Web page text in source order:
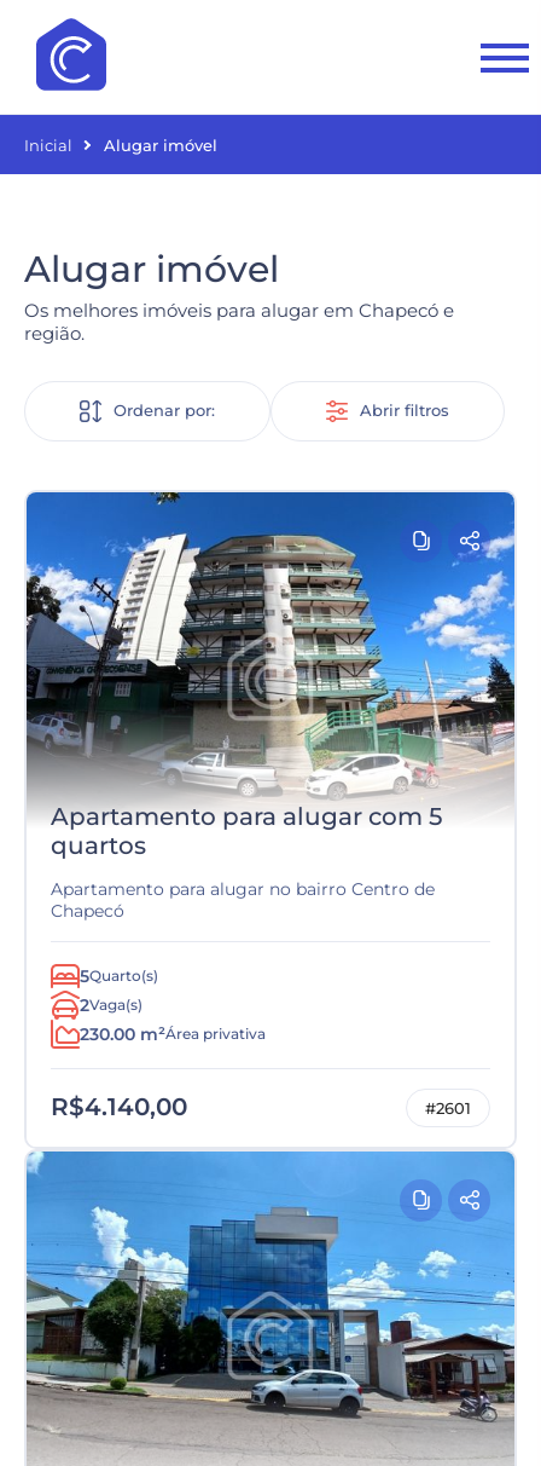
Inicial Alugar imóvel
Alugar imóvel
Os melhores imóveis para alugar em Chapecó e
região.
Ordenar por: Abrir filtros
Apartamento para alugar com 5
quartos
Apartamento para alugar no bairro Centro de
Chapecó
5Quarto(s)
2Vaga(s)
230.00 m²Área privativa
R$4.140,00 #2601